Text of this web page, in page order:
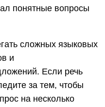
понятные вопросы
сложных языковых
и
Если речь
за тем, чтобы
на несколько